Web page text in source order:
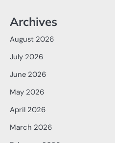
Archives
August 2026
July 2026
June 2026
May 2026
April 2026
March 2026